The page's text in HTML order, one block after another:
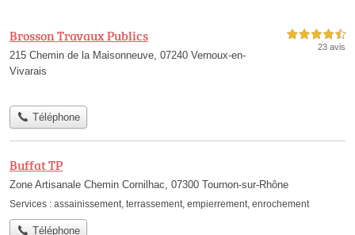
Brosson Travaux Publics
215 Chemin de la Maisonneuve, 07240 Vernoux-en-
Vivarais
4,5 étoiles sur 5
23 avis
Téléphone
Buffat TP
Zone Artisanale Chemin Cornilhac, 07300 Tournon-sur-Rhône
Services : assainissement terrassement empierrement enrochement
Téléphone